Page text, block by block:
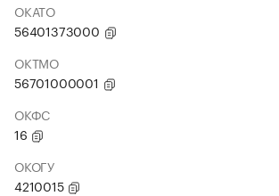
ОКАТО
56401373000
ОКТМО
56701000001
ОКФС
16
ОКОГУ
4210015